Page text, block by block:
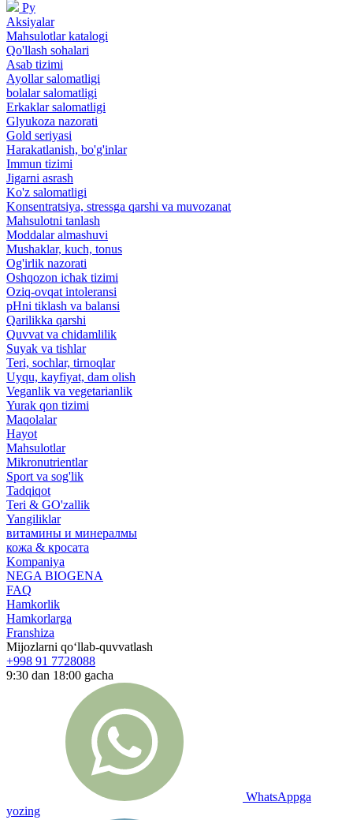
Ру
Aksiyalar
Mahsulotlar katalogi
Qo'llash sohalari
Asab tizimi
Ayollar salomatligi
bolalar salomatligi
Erkaklar salomatligi
Glyukoza nazorati
Gold seriyasi
Harakatlanish, bo'g'inlar
Immun tizimi
Jigarni asrash
Ko'z salomatligi
Konsentratsiya, stressga qarshi va muvozanat
Mahsulotni tanlash
Moddalar almashuvi
Mushaklar, kuch, tonus
Og'irlik nazorati
Oshqozon ichak tizimi
Oziq-ovqat intoleransi
pHni tiklash va balansi
Qarilikka qarshi
Quvvat va chidamlilik
Suyak va tishlar
Teri, sochlar, tirnoqlar
Uyqu, kayfiyat, dam olish
Veganlik va vegetarianlik
Yurak qon tizimi
Maqolalar
Hayot
Mahsulotlar
Mikronutrientlar
Sport va sog'lik
Tadqiqot
Teri & GO'zallik
Yangiliklar
витамины и минералмы
кожа & кросата
Kompaniya
NEGA BIOGENA
FAQ
Hamkorlik
Hamkorlarga
Franshiza
Mijozlarni qo‘llab-quvvatlash
+998 91 7728088
9:30 dan 18:00 gacha
WhatsAppga
yozing